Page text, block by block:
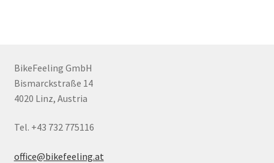
BikeFeeling GmbH
Bismarckstraße 14
4020 Linz, Austria
Tel. +43 732 775116
office@bikefeeling.at